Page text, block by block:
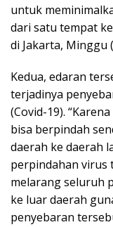
untuk
dari satu tempat
di Jakarta, Minggu
Kedua, edaran
terjadinya
(Covid-19).
bisa berpindah
daerah ke daerah
perpindahan virus
melarang seluruh
ke luar daerah
penyebaran